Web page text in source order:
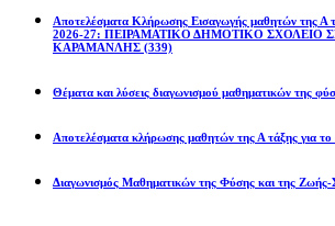
Αποτελέσματα Κλήρωσης Εισαγωγής μαθητών της Α
2026-27: ΠΕΙΡΑΜΑΤΙΚΟ ΔΗΜΟΤΙΚΟ ΣΧΟΛΕΙΟ
ΚΑΡΑΜΑΝΛΗΣ (339)
Θέματα και λύσεις διαγωνισμού μαθηματικών της
Αποτελέσματα κλήρωσης μαθητών της Α τάξης για
Διαγωνισμός Μαθηματικών της Φύσης και της